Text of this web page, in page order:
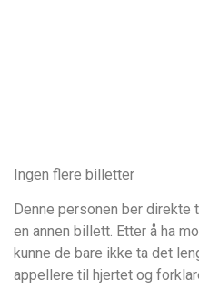
Ingen flere billetter
Denne personen ber
en annen billett. Etter å ha
kunne de bare ikke ta det
appellere til hjertet og